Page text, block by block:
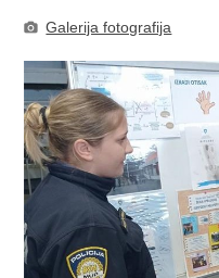
Galerija fotografija